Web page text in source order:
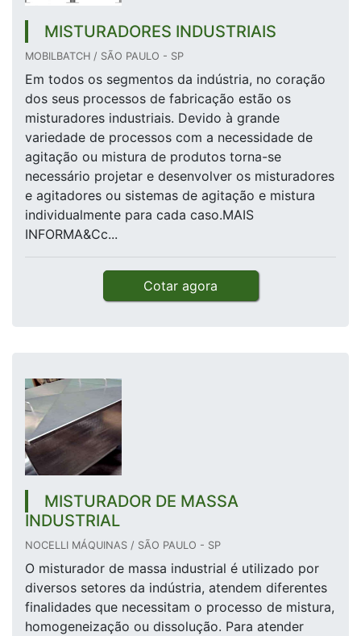
MISTURADORES INDUSTRIAIS
MOBILBATCH / SÃO PAULO - SP
Em todos os segmentos da indústria, no coração
dos seus processos de fabricação estão os
misturadores industriais. Devido à grande
variedade de processos com a necessidade de
agitação ou mistura de produtos torna-se
necessário projetar e desenvolver os misturadores
e agitadores ou sistemas de agitação e mistura
individualmente para cada caso.MAIS
INFORMA&Cc...
Cotar agora
MISTURADOR DE MASSA
INDUSTRIAL
NOCELLI MÁQUINAS / SÃO PAULO - SP
O misturador de massa industrial é utilizado por
diversos setores da indústria, atendem diferentes
finalidades que necessitam o processo de mistura,
homogeneização ou dissolução. Para atender